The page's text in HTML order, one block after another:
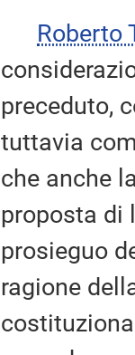
Roberto
preceduto,
tuttavia
che anche
proposta di
prosieguo
ragione